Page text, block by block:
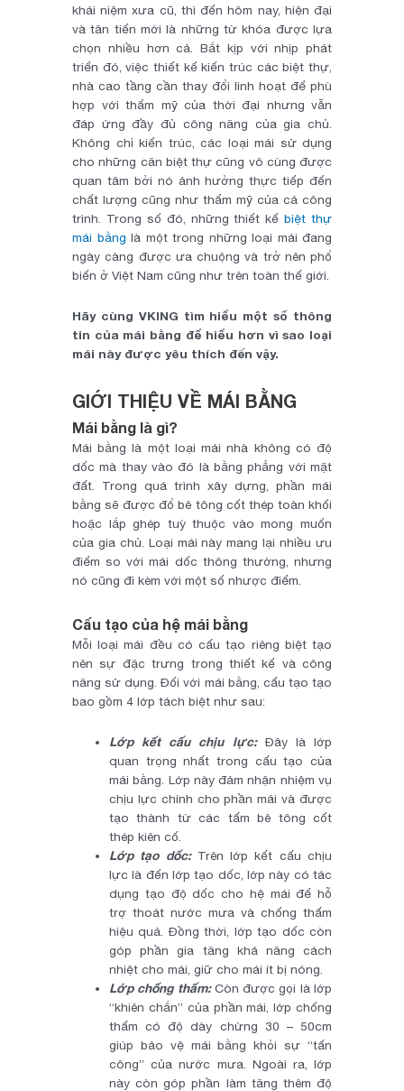
khái niệm xưa cũ, thì đến hôm nay, hiện đại
và tân tiến mới là những từ khóa được lựa
chọn nhiều hơn cả. Bắt kịp với nhịp phát
triển đó, việc thiết kế kiến trúc các biệt thự,
nhà cao tầng cần thay đổi linh hoạt để phù
hợp với thẩm mỹ của thời đại nhưng vẫn
đáp ứng đầy đủ công năng của gia chủ.
Không chỉ kiến trúc, các loại mái sử dụng
cho những căn biệt thự cũng vô cùng được
quan tâm bởi nó ảnh hưởng thực tiếp đến
chất lượng cũng như thẩm mỹ của cả công
trình. Trong số đó, những thiết kếbiệt thự
mái bằng là một trong những loại mái đang
ngày càng được ưa chuộng và trở nên phổ
biến ở Việt Nam cũng như trên toàn thế giới.
Hãy cùng VKING tìm hiểu một số thông
tin của mái bằng để hiểu hơn vì sao loại
mái này được yêu thích đến vậy.
GIỚI THIỆU VỀ MÁI BẰNG
Mái bằng là gì?
Mái bằng là một loại mái nhà không có độ
dốc mà thay vào đó là bằng phẳng với mặt
đất. Trong quá trình xây dựng, phần mái
bằng sẽ được đổ bê tông cốt thép toàn khối
hoặc lắp ghép tuỳ thuộc vào mong muốn
của gia chủ. Loại mái này mang lại nhiều ưu
điểm so với mái dốc thông thường, nhưng
nó cũng đi kèm với một số nhược điểm.
Cấu tạo của hệ mái bằng
Mỗi loại mái đều có cấu tạo riêng biệt tạo
nên sự đặc trưng trong thiết kế và công
năng sử dụng. Đối với mái bằng, cấu tạo tạo
bao gồm 4 lớp tách biệt như sau:
Lớp kết cấu chịu lực:Đây là lớp
quan trọng nhất trong cấu tạo của
mái bằng. Lớp này đảm nhận nhiệm vụ
chịu lực chính cho phần mái và được
tạo thành từ các tấm bê tông cốt
thép kiên cố.
Lớp tạo dốc:Trên lớp kết cấu chịu
lực là đến lớp tạo dốc, lớp này có tác
dụng tạo độ dốc cho hệ mái để hỗ
trợ thoát nước mưa và chống thấm
hiệu quả. Đồng thời, lớp tạo dốc còn
góp phần gia tăng khả năng cách
nhiệt cho mái, giữ cho mái ít bị nóng.
Lớp chống thấm:Còn được gọi là lớp
“khiên chắn” của phần mái, lớp chống
thấm có độ dày chừng 30 – 50cm
giúp bảo vệ mái bằng khỏi sự “tấn
công” của nước mưa. Ngoài ra, lớp
này còn góp phần làm tăng thêm độ